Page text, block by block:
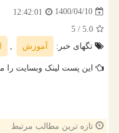
1400/04/10
12:42:01
5.0
/ 5
تگهای خبر:
آموزش ,
این پست لینک وبسایت را
تازه ترین مطالب مرتبط